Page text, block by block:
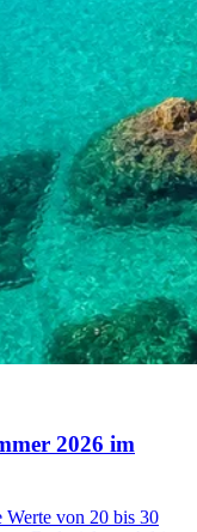
2026 im
Werte von 20 bis 30